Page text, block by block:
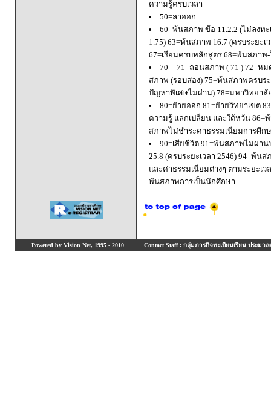
ความรู้ครบเวลา
50=ลาออก
60=พ้นสภาพ ข้อ 11.2.2 (ไม่ลงท
1.75) 63=พ้นสภาพ 16.7 (ครบระยะ
67=เรียนครบหลักสูตร 68=พ้นสภา
70=- 71=ถอนสภาพ ( 71 ) 72=
สภาพ (รอบสอง) 75=พ้นสภาพครบ
ปัญหาพิเศษไม่ผ่าน) 78=มหาวิทยา
80=ย้ายออก 81=ย้ายวิทยาเขต
ความรู้ แลกเปลี่ยน และใต้หวัน
สภาพไม่ชำระค่าธรรมเนียมการศึก
90=เสียชีวิต 91=พ้นสภาพไม่ผ่า
25.8 (ครบระยะเวลา 2546) 94=พ้
และค่าธรรมเนียมต่างๆ ตามระยะเ
พ้นสภาพการเป็นนักศึกษา
Powered by Vision Net, 1995 - 2010 Contact Staff : กลุ่มภารกิจทะเบียนเรียน ประมวล